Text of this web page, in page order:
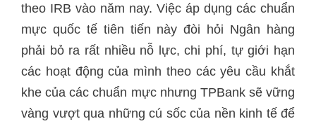
theo IRB vào năm nay. Việc áp dụng các chuẩn
mực quốc tế tiên tiến này đòi hỏi Ngân hàng
phải bỏ ra rất nhiều nỗ lực, chi phí, tự giới hạn
các hoạt động của mình theo các yêu cầu khắt
khe của các chuẩn mực nhưng TPBank sẽ vững
vàng vượt qua những cú sốc của nền kinh tế để